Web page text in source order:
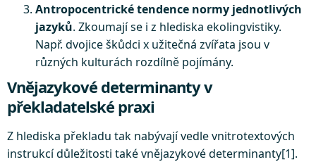
Antropocentrické tendence normy jednotlivých
jazyků. Zkoumají se i z hlediska ekolingvistiky.
Např. dvojice škůdci x užitečná zvířata jsou v
různých kulturách rozdílně pojímány.
Vnějazykové determinanty v
překladatelské praxi
Z hlediska překladu tak nabývají vedle vnitrotextových
instrukcí důležitosti také vnějazykové determinanty[1].